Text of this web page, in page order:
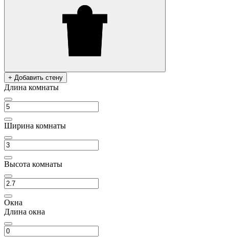
+ Добавить стену
Длина комнаты
Ширина комнаты
Высота комнаты
Окна
Длина окна